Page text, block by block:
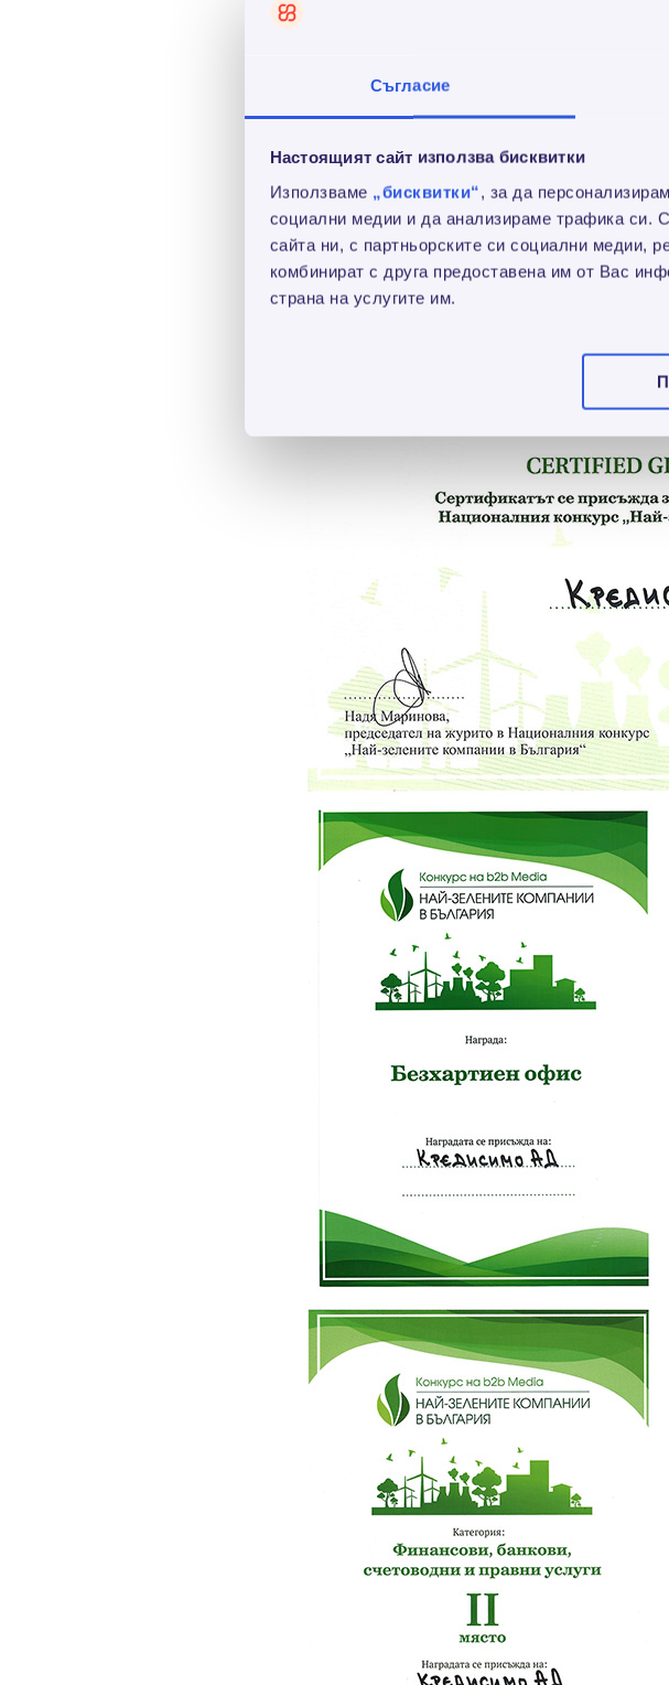
Съгласие
Настоящият сайт използва бисквитки
Използваме „бисквитки“, за да
социални медии и да анализираме трафика си.
сайта ни, с партньорските си социални медии,
комбинират с друга предоставена им от Вас
страна на услугите им.
околната среда. Наградите и
подбрана, конкретна и актуална
компанията в посока екологична
Научете повече законкурса „Най-